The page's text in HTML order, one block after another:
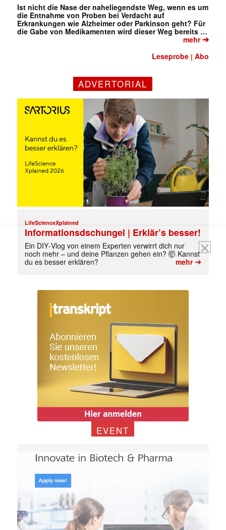
Mit dem |transkript-Newsletter
jede Woche aktuell informiert.
E-
Ist nicht die Nase der naheliegendste Weg, wenn es um
die Entnahme von Proben bei Verdacht auf
Erkrankungen wie Alzheimer oder Parkinson geht? Für
die Gabe von Medikamenten wird dieser Weg bereits …
mehr➔
Leseprobe |Abo
ADVERTORIAL
LifeScienceXplained
Informationsdschungel | Erklär’s besser!
Ein DIY‑Vlog von einem Experten verwirrt dich nur
noch mehr – und deine Pflanzen gehen ein? 🤯 Kannst
du es besser erklären?
mehr➔
EVENT